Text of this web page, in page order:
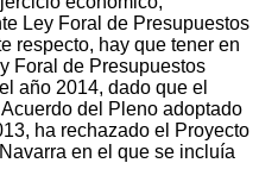
Ley Foral de Presupuestos
respecto, hay que tener en
Foral de Presupuestos
año 2014, dado que el
del Pleno adoptado
ha rechazado el Proyecto
en el que se incluía